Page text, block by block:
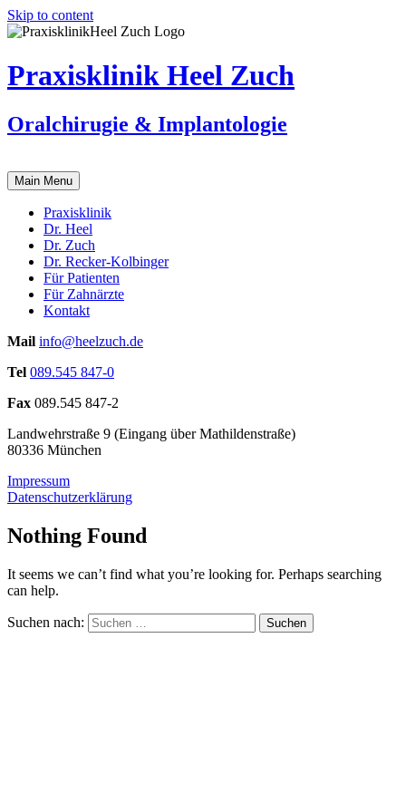
Skip to content
Praxisklinik Heel Zuch
Oralchirugie & Implantologie
Main Menu
Praxisklinik
Dr. Heel
Dr. Zuch
Dr. Recker-Kolbinger
FürPatienten
Für Zahnärzte
Kontakt
Mail info@heelzuch.de
Tel 089.545 847-0
Fax 089.545 847-2
Landwehrstraße 9 (Eingang über Mathildenstraße)
80336 München
Impressum
Datenschutzerklärung
Nothing Found
It seems we can’t find what you’re looking for. Perhaps searching
can help.
Suchen nach: